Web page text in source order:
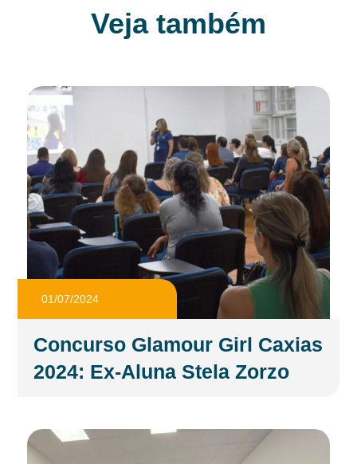
Veja também
01/07/2024
Concurso Glamour Girl Caxias
2024: Ex-Aluna Stela Zorzo